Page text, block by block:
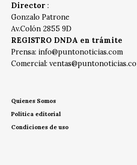
Director :
Gonzalo Patrone
Av.Colón 2855 9D
REGISTRO DNDA en trámite
Prensa: info@puntonoticias.com
Comercial:
Quienes Somos
Política editorial
Condiciones de uso